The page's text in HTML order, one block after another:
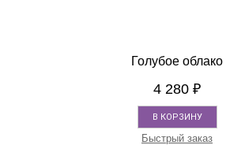
Голубое облако
4 280 ₽
В КОРЗИНУ
Быстрый заказ